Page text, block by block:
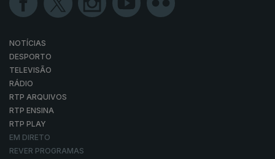
NOTÍCIAS
DESPORTO
TELEVISÃO
RÁDIO
RTP ARQUIVOS
RTP ENSINA
RTP PLAY
EM DIRETO
REVER PROGRAMAS